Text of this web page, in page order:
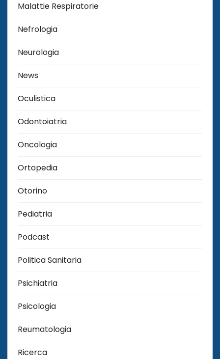
Malattie Respiratorie
Nefrologia
Neurologia
News
Oculistica
Odontoiatria
Oncologia
Ortopedia
Otorino
Pediatria
Podcast
Politica Sanitaria
Psichiatria
Psicologia
Reumatologia
Ricerca